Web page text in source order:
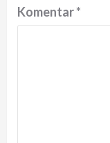
Komentar*